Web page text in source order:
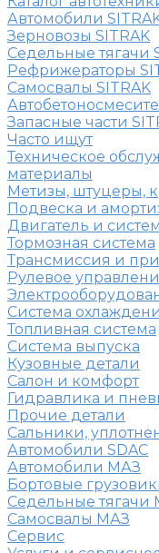
Автомобили
Зерновозы SITRAK
Седельные тягачи
Рефрижераторы
Самосвалы SITRAK
Запасные части
Часто ищут
Техническое
материалы
Метизы, штуцеры,
Подвеска и
Двигатель и
Тормозная система
Трансмиссия и
Рулевое
Система
Топливная система
Система выпуска
Кузовные детали
Салон и комфорт
Гидравлика и
Прочие детали
Сальники,
Автомобили SDAC
Автомобили МАЗ
Бортовые
Седельные тягачи
Самосвалы МАЗ
Сервис